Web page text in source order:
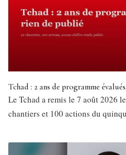
Tchad : 2 ans de programme
Le Tchad a remis le 7 août 2026
chantiers et 100 actions du